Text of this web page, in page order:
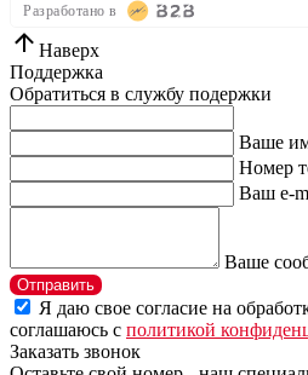
Разработано в
Наверх
Поддержка
Обратиться в службу подержки
Ваше
Номер
Ваш e-
Ваше
Отправить
Я даю свое согласие на
соглашаюсь с политикой
Заказать звонок